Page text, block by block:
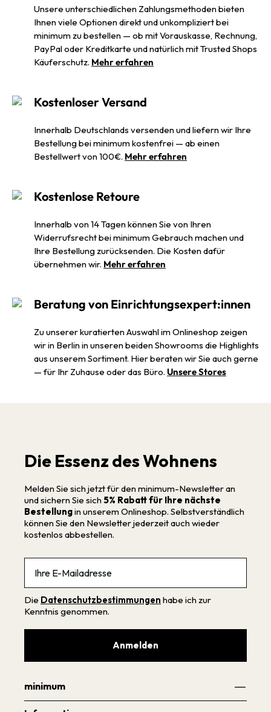
Unsere unterschiedlichen Zahlungsmethoden bieten
Ihnen viele Optionen direkt und unkompliziert bei
minimum zu bestellen — ob mit Vorauskasse, Rechnung,
PayPal oder Kreditkarte und natürlich mit Trusted Shops
Käuferschutz. Mehr erfahren
Kostenloser Versand
Innerhalb Deutschlands versenden und liefern wir Ihre
Bestellung bei minimum kostenfrei — ab einen
Bestellwert von 100€. Mehr erfahren
Kostenlose Retoure
Innerhalb von 14 Tagen können Sie von Ihren
Widerrufsrecht bei minimum Gebrauch machen und
Ihre Bestellung zurücksenden. Die Kosten dafür
übernehmen wir. Mehr erfahren
Beratung von Einrichtungsexpert:innen
Zu unserer kuratierten Auswahl im Onlineshop zeigen
wir in Berlin in unseren beiden Showrooms die Highlights
aus unserem Sortiment. Hier beraten wir Sie auch gerne
— für Ihr Zuhause oder das Büro. Unsere Stores
Die Essenz des Wohnens
Melden Sie sich jetzt für den minimum-Newsletter an
und sichern Sie sich 5% Rabatt für Ihre nächste
Bestellungin unserem Onlineshop. Selbstverständlich
können Sie den Newsletter jederzeit auch wieder
kostenlos abbestellen.
Die Datenschutzbestimmungen habe ich zur
Kenntnis genommen.
Anmelden
minimum